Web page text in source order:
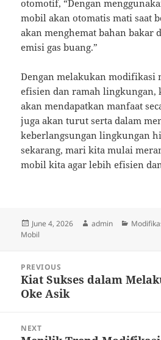
otomotif, “Dengan
mobil akan otomatis mati saat
akan menghemat bahan bakar
emisi gas buang.”
Dengan melakukan modifikasi
efisien dan ramah lingkungan,
akan mendapatkan manfaat
juga akan turut serta dalam
keberlangsungan lingkungan
sekarang, mari kita mulai
mobil kita agar lebih efisien
Posted
on
June 4, 2026 Author
admin
Mobil
navigation
PREVIOUS
Previous
post:
Kiat Sukses dalam
Oke Asik
NEXT